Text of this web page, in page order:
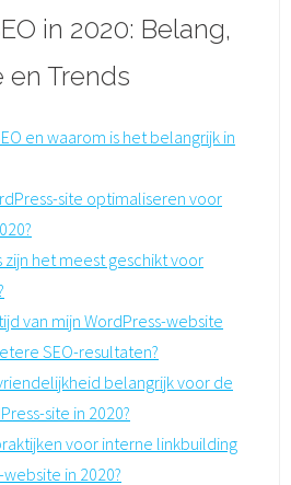
in 2020: Belang,
en Trends
en waarom is het belangrijk in
site optimaliseren voor
zijn het meest geschikt voor
van mijn WordPress-website
SEO-resultaten?
belangrijk voor de
site in 2020?
voor interne linkbuilding
in 2020?